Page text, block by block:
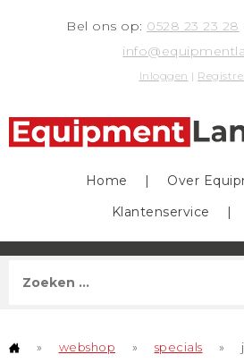
Bel ons op: 0528 23 23 28
Inloggen |
Home | Over
Klantenservice
|
» webshop » specials »